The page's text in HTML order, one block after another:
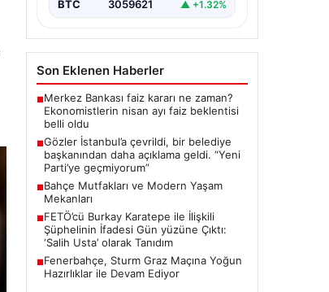
BTC 3059621 ▲ +1.32%
Son Eklenen Haberler
■Merkez Bankası faiz kararı ne zaman?
Ekonomistlerin nisan ayı faiz beklentisi
belli oldu
■Gözler İstanbul’a çevrildi, bir belediye
başkanından daha açıklama geldi. “Yeni
Parti’ye geçmiyorum”
■Bahçe Mutfakları ve Modern Yaşam
Mekanları
■FETÖ’cü Burkay Karatepe ile İlişkili
Şüphelinin İfadesi Gün yüzüne Çıktı:
‘Salih Usta’ olarak Tanıdım
■Fenerbahçe, Sturm Graz Maçına Yoğun
Hazırlıklar ile Devam Ediyor